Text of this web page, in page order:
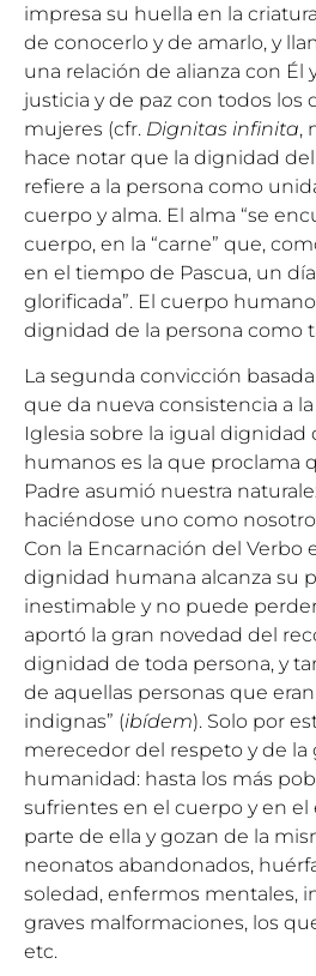
impresa su huella en la
de conocerlo y de amarlo, y
una relación de alianza con Él
justicia y de paz con todos los
mujeres (cfr. Dignitas infinita,
hace notar que la dignidad
refiere a la persona como
cuerpo y alma. El alma “se
cuerpo, en la “carne” que,
en el tiempo de Pascua, un día
glorificada”. El cuerpo
dignidad de la persona como
La segunda convicción
que da nueva consistencia a
Iglesia sobre la igual dignidad
humanos es la que proclama
Padre asumió nuestra
haciéndose uno como
Con la Encarnación del Verbo
dignidad humana alcanza su
inestimable y no puede
aportó la gran novedad del
dignidad de toda persona, y
de aquellas personas que
indignas” (ibídem). Solo por
merecedor del respeto y de la
humanidad: hasta los más
sufrientes en el cuerpo y en
parte de ella y gozan de la
neonatos abandonados,
soledad, enfermos mentales,
graves malformaciones, los
etc.